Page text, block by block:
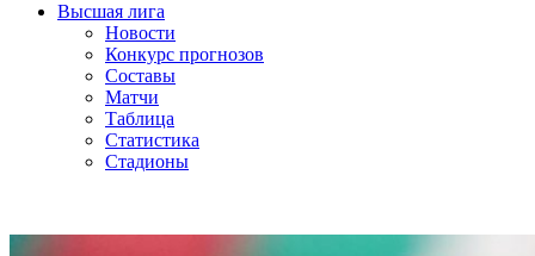
Высшая лига
Новости
Конкурс прогнозов
Составы
Матчи
Таблица
Статистика
Стадионы